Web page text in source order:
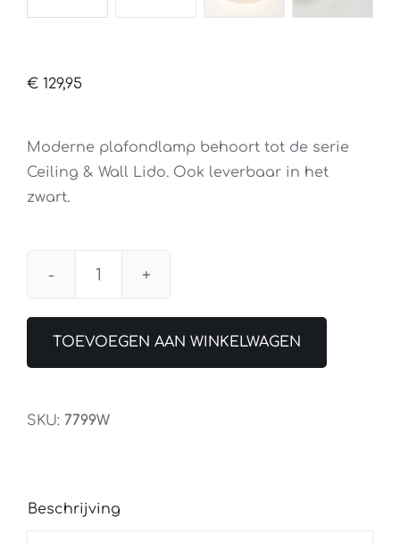
€ 129,95
Moderne plafondlamp behoort tot de serie
Ceiling & Wall Lido. Ook leverbaar in het
zwart.
Plafondlamp
LED
aantal
TOEVOEGEN AAN WINKELWAGEN
SKU: 7799W
Beschrijving